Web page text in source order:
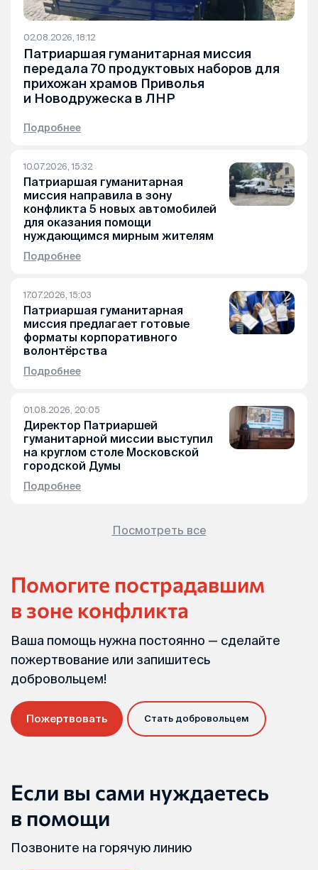
02.08.2026, 18:12
Патриаршая гуманитарная миссия
передала 70 продуктовых наборов для
прихожан храмов Приволья
и Новодружеска в ЛНР
Подробнее
10.07.2026, 15:32
Патриаршая гуманитарная
миссия направила в зону
конфликта 5 новых автомобилей
для оказания помощи
нуждающимся мирным жителям
Подробнее
17.07.2026, 15:03
Патриаршая гуманитарная
миссия предлагает готовые
форматы корпоративного
волонтёрства
Подробнее
01.08.2026, 20:05
Директор Патриаршей
гуманитарной миссии выступил
на круглом столе Московской
городской Думы
Подробнее
Посмотреть все
Помогите пострадавшим
в зоне конфликта
Ваша помощь нужна постоянно — сделайте
пожертвование или запишитесь
добровольцем!
Пожертвовать Стать добровольцем
Если вы сами нуждаетесь
в помощи
Позвоните на горячую линию